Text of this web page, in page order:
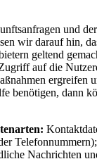
und
wir darauf hin,
geltend
auf die
ergreifen
benötigen, dann
Nachrichten